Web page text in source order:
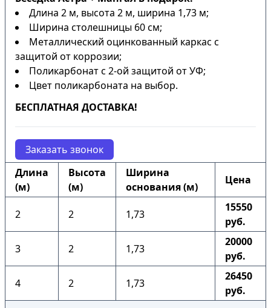
Длина 2 м, высота 2 м, ширина 1,73 м;
Ширина столешницы 60 см;
Металлический оцинкованный каркас с
защитой от коррозии;
Поликарбонат с 2-ой защитой от УФ;
Цвет поликарбоната на выбор.
БЕСПЛАТНАЯ ДОСТАВКА!
Заказать звонок
Длина
(м)
Высота
(м)
Ширина
основания (м)
Цена
2 2 1,73
15550
руб.
3 2 1,73
20000
руб.
4 2 1,73
26450
руб.